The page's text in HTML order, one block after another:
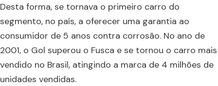
Desta forma, se tornava o primeiro carro do
segmento, no país, a oferecer uma garantia ao
consumidor de 5 anos contra corrosão. No ano de
2001, o Gol superou o Fusca e se tornou o carro mais
vendido no Brasil, atingindo a marca de 4 milhões de
unidades vendidas.